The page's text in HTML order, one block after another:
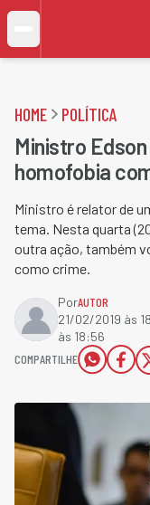
HOME POLÍTICA
Ministro
homofobia
Ministro é relator de
tema. Nesta quarta
outra ação, também
como crime.
PorAUTOR
21/02/2019 às
às 18:56
COMPARTILHE